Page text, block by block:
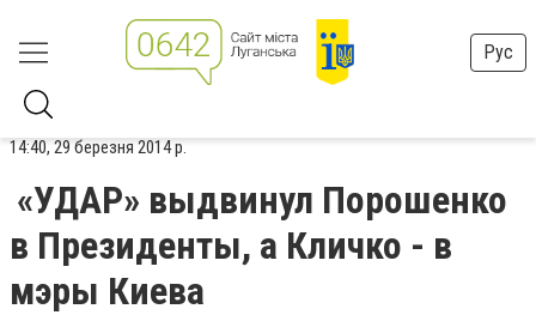
Рус
14:40, 29 березня 2014 р.
«УДАР» выдвинул Порошенко
в Президенты, а Кличко - в
мэры Киева